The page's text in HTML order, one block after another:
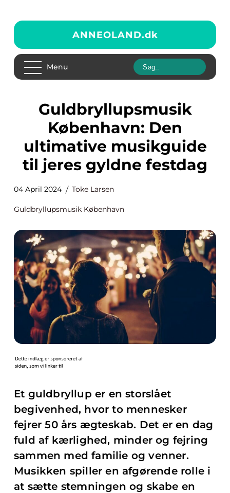
ANNEOLAND.dk
Menu
Guldbryllupsmusik
København: Den
ultimative musikguide
til jeres gyldne festdag
04 April 2024 Toke Larsen
Guldbryllupsmusik København
Et guldbryllup er en storslået
begivenhed, hvor to mennesker
fejrer 50 års ægteskab. Det er en dag
fuld af kærlighed, minder og fejring
sammen med familie og venner.
Musikken spiller en afgørende rolle i
at sætte stemningen og skabe en